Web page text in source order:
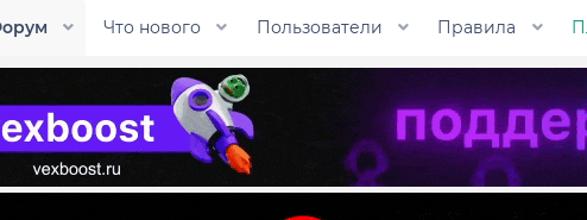
Что нового Пользователи Правила